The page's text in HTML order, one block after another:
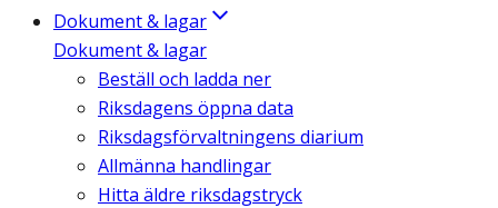
Dokument & lagar
Dokument & lagar
Beställ och ladda ner
Riksdagens öppna data
Riksdagsförvaltningens diarium
Allmänna handlingar
Hitta äldre riksdagstryck